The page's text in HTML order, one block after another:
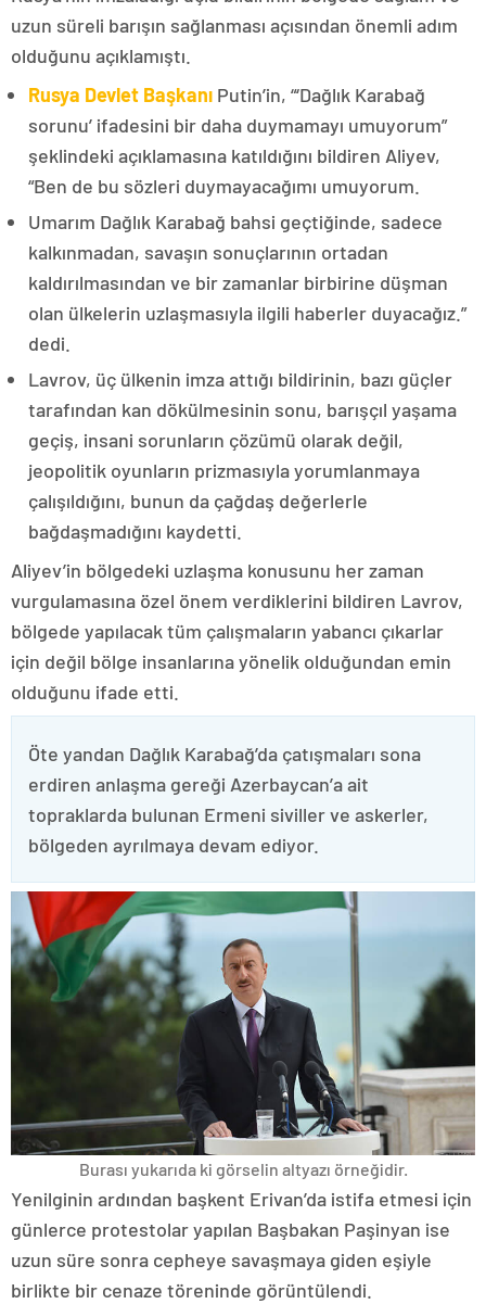
uzun süreli barışın sağlanması açısından önemli adım
olduğunu açıklamıştı.
Rusya Devlet Başkanı Putin’in, “‘Dağlık Karabağ
sorunu’ ifadesini bir daha duymamayı umuyorum”
şeklindeki açıklamasına katıldığını bildiren Aliyev,
“Ben de bu sözleri duymayacağımı umuyorum.
Umarım Dağlık Karabağ bahsi geçtiğinde, sadece
kalkınmadan, savaşın sonuçlarının ortadan
kaldırılmasından ve bir zamanlar birbirine düşman
olan ülkelerin uzlaşmasıyla ilgili haberler duyacağız.”
dedi.
Lavrov, üç ülkenin imza attığı bildirinin, bazı güçler
tarafından kan dökülmesinin sonu, barışçıl yaşama
geçiş, insani sorunların çözümü olarak değil,
jeopolitik oyunların prizmasıyla yorumlanmaya
çalışıldığını, bunun da çağdaş değerlerle
bağdaşmadığını kaydetti.
Aliyev’in bölgedeki uzlaşma konusunu her zaman
vurgulamasına özel önem verdiklerini bildiren Lavrov,
bölgede yapılacak tüm çalışmaların yabancı çıkarlar
için değil bölge insanlarına yönelik olduğundan emin
olduğunu ifade etti.
Öte yandan Dağlık Karabağ’da çatışmaları sona
erdiren anlaşma gereği Azerbaycan’a ait
topraklarda bulunan Ermeni siviller ve askerler,
bölgeden ayrılmaya devam ediyor.
Burası yukarıda ki görselin altyazı örneğidir.
Yenilginin ardından başkent Erivan’da istifa etmesi için
günlerce protestolar yapılan Başbakan Paşinyan ise
uzun süre sonra cepheye savaşmaya giden eşiyle
birlikte bir cenaze töreninde görüntülendi.